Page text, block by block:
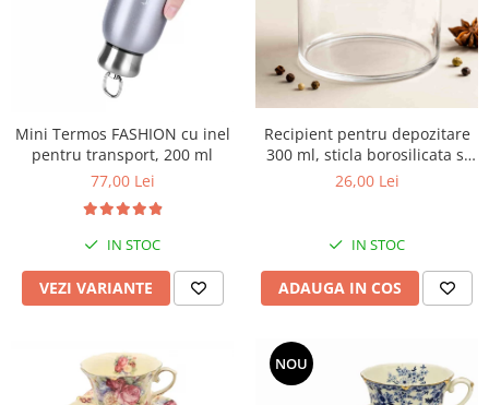
Mini Termos FASHION cu inel
pentru transport, 200 ml
77,00 Lei
IN STOC
VEZI VARIANTE
Recipient pentru depozitare
300 ml, sticla borosilicata si
capac din lemn
26,00 Lei
IN STOC
ADAUGA IN COS
NOU